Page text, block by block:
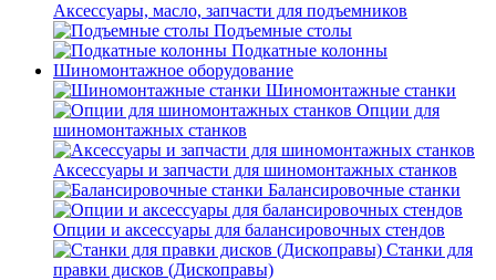
Аксессуары, масло, запчасти для подъемников
Подъемные столы
Подкатные колонны
Шиномонтажное оборудование
Шиномонтажные станки
Опции для
шиномонтажных станков
Аксессуары и запчасти для шиномонтажных станков
Балансировочные станки
Опции и аксессуары для балансировочных стендов
Станки для
правки дисков (Дископравы)